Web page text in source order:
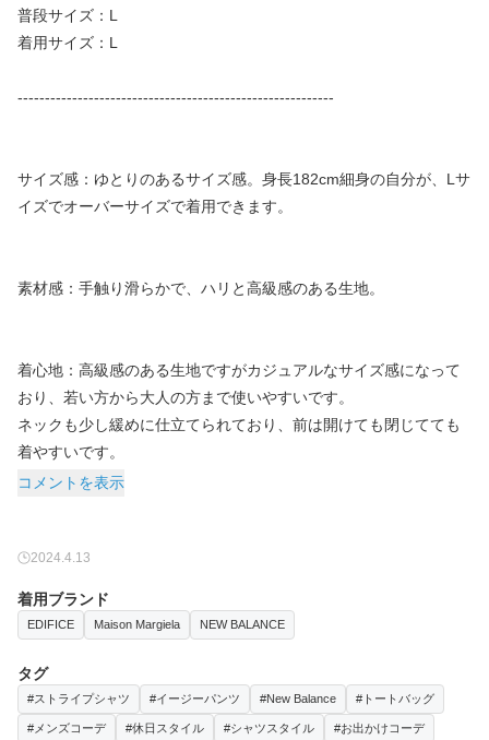
普段サイズ：L
着用サイズ：L
----------------------------------------------------------
サイズ感：ゆとりのあるサイズ感。身長182cm細身の自分が、Lサ
イズでオーバーサイズで着用できます。
素材感：手触り滑らかで、ハリと高級感のある生地。
着心地：高級感のある生地ですがカジュアルなサイズ感になって
おり、若い方から大人の方まで使いやすいです。
ネックも少し緩めに仕立てられており、前は開けても閉じてても
着やすいです。
コメントを表示
2024.4.13
着用ブランド
EDIFICE Maison Margiela NEW BALANCE
タグ
#ストライプシャツ #イージーパンツ #New Balance #トートバッグ
#メンズコーデ #休日スタイル #シャツスタイル #お出かけコーデ